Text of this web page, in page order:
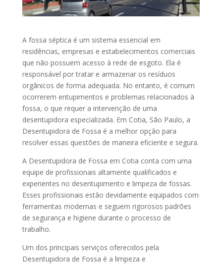
A fossa séptica é um sistema essencial em
residências, empresas e estabelecimentos comerciais
que não possuem acesso à rede de esgoto. Ela é
responsável por tratar e armazenar os resíduos
orgânicos de forma adequada. No entanto, é comum
ocorrerem entupimentos e problemas relacionados à
fossa, o que requer a intervenção de uma
desentupidora especializada. Em Cotia, São Paulo, a
Desentupidora de Fossa é a melhor opção para
resolver essas questões de maneira eficiente e segura.
A Desentupidora de Fossa em Cotia conta com uma
equipe de profissionais altamente qualificados e
experientes no desentupimento e limpeza de fossas.
Esses profissionais estão devidamente equipados com
ferramentas modernas e seguem rigorosos padrões
de segurança e higiene durante o processo de
trabalho.
Um dos principais serviços oferecidos pela
Desentupidora de Fossa é a limpeza e